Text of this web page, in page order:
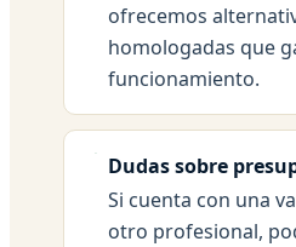
ofrecemos
homologadas que
funcionamiento.
Dudas sobre
Si cuenta con una
otro profesional,